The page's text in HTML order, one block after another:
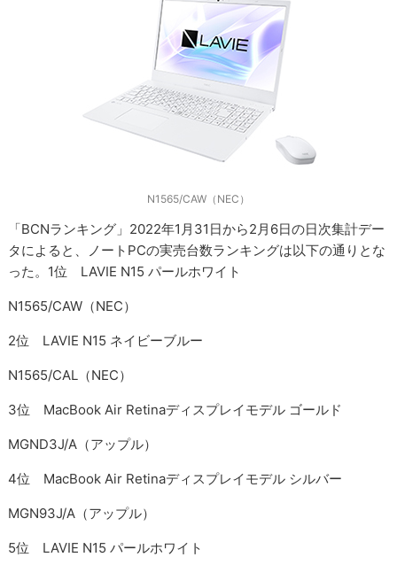
N1565/CAW（NEC）
「BCNランキング」2022年1月31日から2月6日の日次集計デー
タによると、ノートPCの実売台数ランキングは以下の通りとな
った。1位 LAVIE N15 パールホワイト
N1565/CAW（NEC）
2位 LAVIE N15 ネイビーブルー
N1565/CAL（NEC）
3位 MacBook Air Retinaディスプレイモデル ゴールド
MGND3J/A（アップル）
4位 MacBook Air Retinaディスプレイモデル シルバー
MGN93J/A（アップル）
5位 LAVIE N15 パールホワイト